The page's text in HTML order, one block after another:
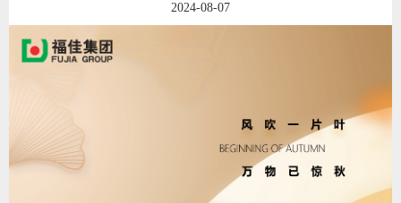
2024-08-07